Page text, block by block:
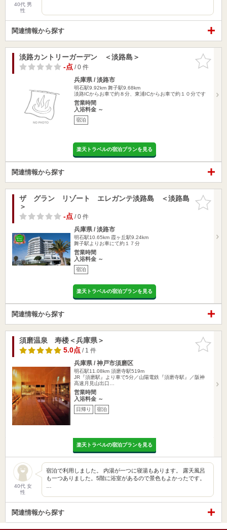
40代 男
性
関連情報から探す
お気に入
りに追加
淡路カントリーガーデン ＜淡路島＞
-点/ 0 件
兵庫県 / 淡路市
明石駅9.92km 舞子駅9.68km
淡路ICからお車で約８分、東浦ICからお車で約１０分です
営業時間
入浴料金 ～
宿泊
楽天トラベルの宿泊プランを見る
関連情報から探す
お気に入
りに追加
ザ グラン リゾート エレガンテ淡路島 ＜淡路島
＞
-点/ 0 件
兵庫県 / 淡路市
明石駅10.65km 霞ヶ丘駅9.24km
舞子駅よりお車にて約１７分
営業時間
入浴料金 ～
宿泊
楽天トラベルの宿泊プランを見る
関連情報から探す
お気に入
りに追加
須磨温泉 寿楼＜兵庫県＞
5.0点/ 1 件
兵庫県 / 神戸市須磨区
明石駅11.08km 須磨寺駅519m
JR『須磨駅』より車で5分／山陽電鉄『須磨寺駅』／阪神
高速月見山出口…
営業時間
入浴料金 ～
日帰り 宿泊
楽天トラベルの宿泊プランを見る
40代 女
性
宿泊で利用しました。 内湯が一つに寝湯もあります。 露天風呂
も一つありました。5階に浴室があるので景色もよかったです。
関連情報から探す